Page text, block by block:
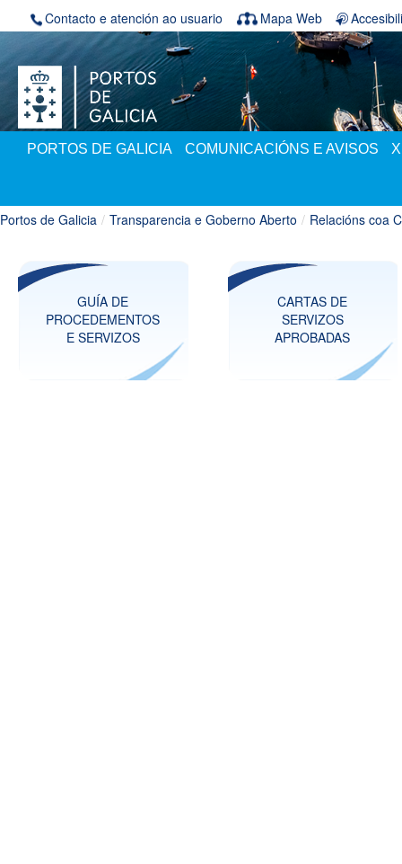
Skip to ContentContacto e atención ao usuario Mapa Web
PORTOS DE GALICIA COMUNICACIÓNS E AVISOS
Portos de Galicia / Transparencia e Goberno Aberto / Relacións coa
GUÍA DE
PROCEDEMENTOS
E SERVIZOS
CARTAS DE
SERVIZOS
APROBADAS